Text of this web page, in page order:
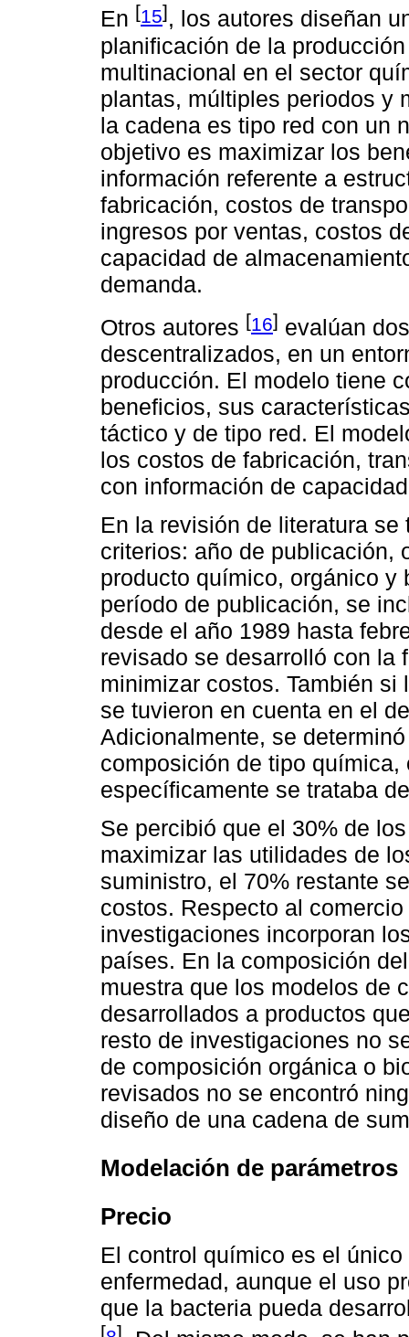
En [15], los autores diseñan
planificación de la
multinacional en el sector
plantas, múltiples periodos y
la cadena es tipo red con un
objetivo es maximizar los
información referente a
fabricación, costos de
ingresos por ventas, costos
capacidad de
demanda.
Otros autores [16] evalúan
descentralizados, en un
producción. El modelo tiene
beneficios, sus
táctico y de tipo red. El
los costos de fabricación,
con información de
En la revisión de literatura
criterios: año de publicación,
producto químico, orgánico
período de publicación, se
desde el año 1989 hasta
revisado se desarrolló con la
minimizar costos. También
se tuvieron en cuenta en el
Adicionalmente, se
composición de tipo
específicamente se trataba
Se percibió que el 30% de
maximizar las utilidades de
suministro, el 70% restante
costos. Respecto al
investigaciones incorporan
países. En la composición
muestra que los modelos de
desarrollados a productos
resto de investigaciones no
de composición orgánica o
revisados no se encontró
diseño de una cadena de
Modelación de parámetros
Precio
El control químico es el
enfermedad, aunque el uso
que la bacteria pueda
[ ]